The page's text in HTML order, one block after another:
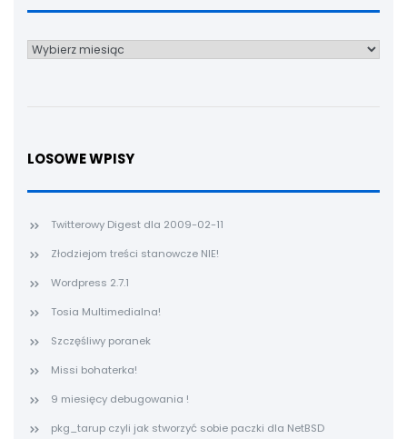
Archiwum
LOSOWE WPISY
Twitterowy Digest dla 2009-02-11
Złodziejom treści stanowcze NIE!
Wordpress 2.7.1
Tosia Multimedialna!
Szczęśliwy poranek
Missi bohaterka!
9 miesięcy debugowania !
pkg_tarup czyli jak stworzyć sobie paczki dla NetBSD